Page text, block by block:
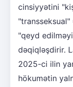
cinsiyyətini
"qeyd
dəqiqləşdirir.
2025-ci ilin
hökumətin